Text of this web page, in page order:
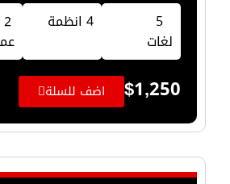
5
لغات
4 انظمة
2 م
$1,250 اضف للسلة